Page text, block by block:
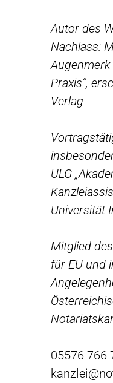
Autor des
Nachlass:
Praxis“,
Verlag
ULG
Universität
Mitglied
für EU und
05576 766